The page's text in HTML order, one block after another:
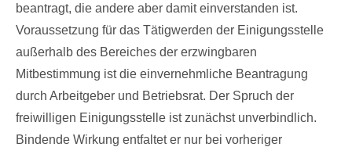
be­an­tragt, die an­de­re aber da­mit ein­ver­stan­den ist.
Voraussetzung für das Tätigwerden der Einigungsstelle
außerhalb des Bereiches der erzwingbaren
Mitbestimmung ist die einvernehmliche Beantragung
durch Arbeitgeber und Betriebsrat. Der Spruch der
freiwilligen Einigungsstelle ist zunächst unverbindlich.
Bindende Wirkung entfaltet er nur bei vorheriger